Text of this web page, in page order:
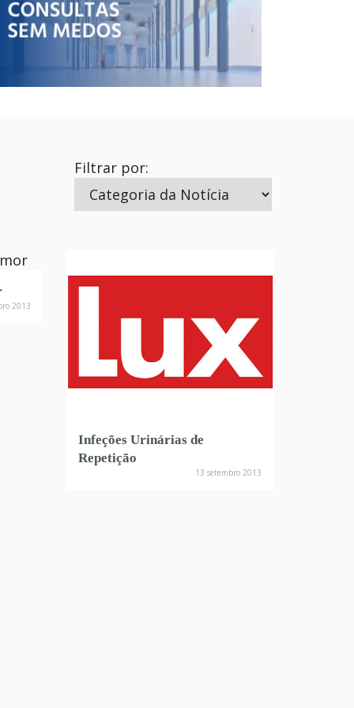
Temas
Contactos
FAQs
Filtrar por:
2013
Infeções Urinárias de
Repetição
13 setembro 2013